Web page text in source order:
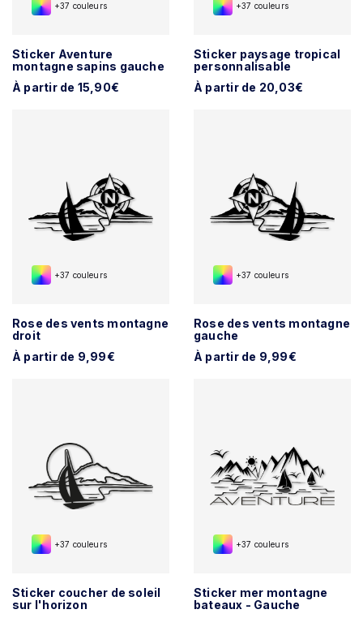
+37 couleurs
Sticker Aventure
montagne sapins gauche
À partir de 15,90€
+37 couleurs
Sticker paysage tropical
personnalisable
À partir de 20,03€
+37 couleurs
Rose des vents montagne
droit
À partir de 9,99€
+37 couleurs
Rose des vents montagne
gauche
À partir de 9,99€
+37 couleurs
Sticker coucher de soleil
sur l'horizon
+37 couleurs
Sticker mer montagne
bateaux - Gauche